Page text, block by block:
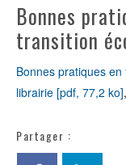
Bonnes
transition
Bonnes pratiques
librairie [pdf, 77,2 ko],
Partager :